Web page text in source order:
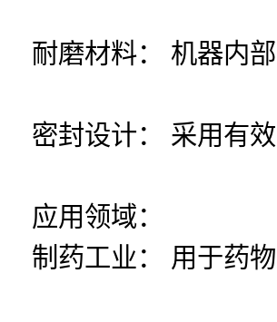
耐磨材料： 机器内
密封设计： 采用有
应用领域：
制药工业： 用于药